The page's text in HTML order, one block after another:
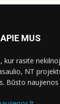
APIE MUS
kur rasite
NT
Būsto